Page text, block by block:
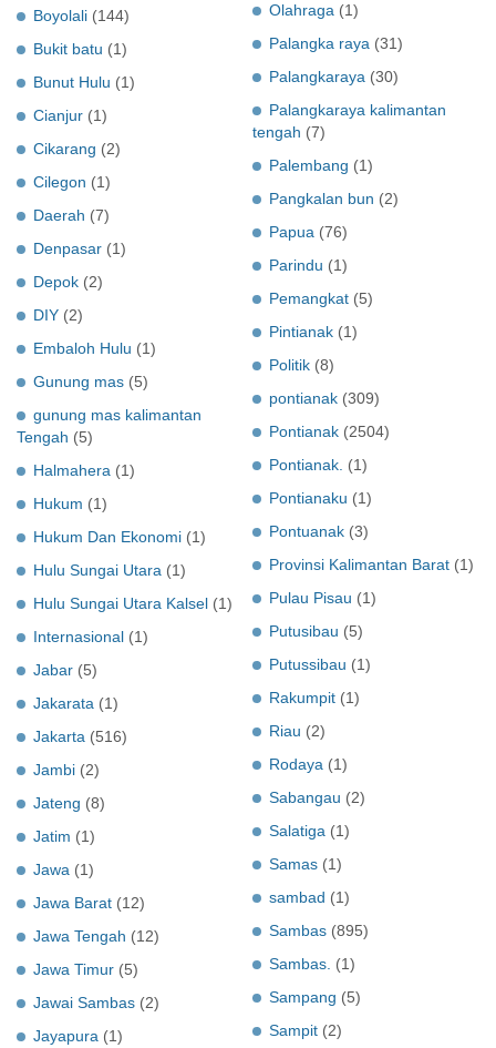
Boyolali (144)
Bukit batu (1)
Bunut Hulu (1)
Cianjur (1)
Cikarang (2)
Cilegon (1)
Daerah (7)
Denpasar (1)
Depok (2)
DIY (2)
Embaloh Hulu (1)
Gunung mas (5)
gunung mas kalimantan
Tengah (5)
Halmahera (1)
Hukum (1)
Hukum Dan Ekonomi (1)
Hulu Sungai Utara (1)
Hulu Sungai Utara Kalsel (1)
Internasional (1)
Jabar (5)
Jakarata (1)
Jakarta (516)
Jambi (2)
Jateng (8)
Jatim (1)
Jawa (1)
Jawa Barat (12)
Jawa Tengah (12)
Jawa Timur (5)
Jawai Sambas (2)
Jayapura (1)
Olahraga (1)
Palangka raya (31)
Palangkaraya (30)
Palangkaraya kalimantan
tengah (7)
Palembang (1)
Pangkalan bun (2)
Papua (76)
Parindu (1)
Pemangkat (5)
Pintianak (1)
Politik (8)
pontianak (309)
Pontianak (2504)
Pontianak. (1)
Pontianaku (1)
Pontuanak (3)
Provinsi Kalimantan Barat (1)
Pulau Pisau (1)
Putusibau (5)
Putussibau (1)
Rakumpit (1)
Riau (2)
Rodaya (1)
Sabangau (2)
Salatiga (1)
Samas (1)
sambad (1)
Sambas (895)
Sambas. (1)
Sampang (5)
Sampit (2)